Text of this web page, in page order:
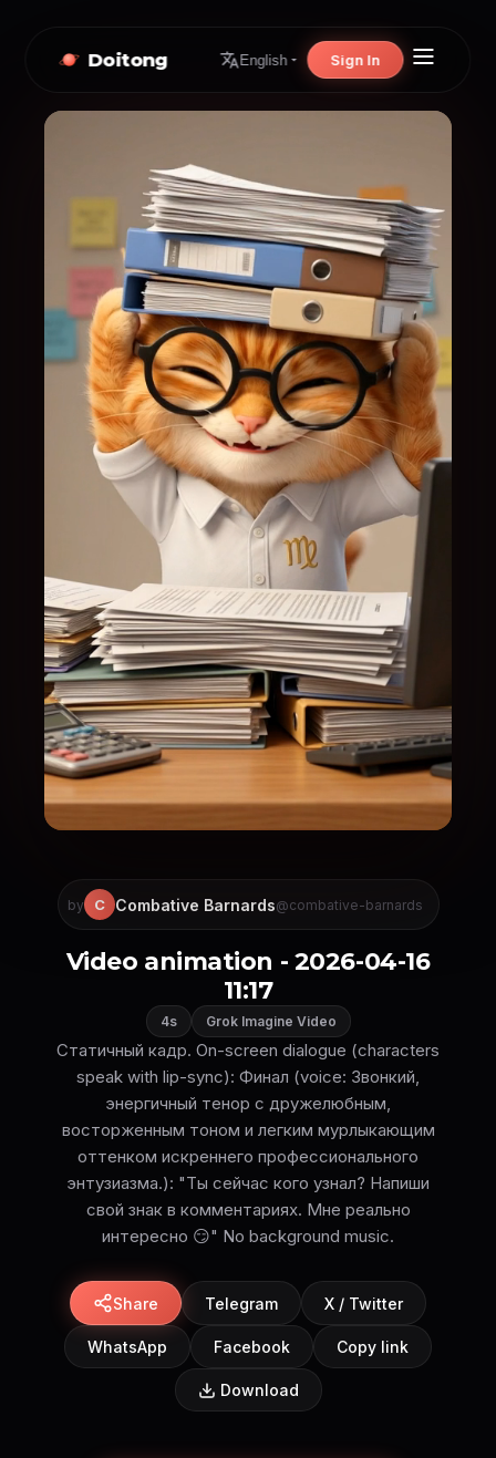
Doitong English Sign In
by C Combative Barnards@combative-barnards
Video animation - 2026-04-16
11:17
4s Grok Imagine Video
Статичный кадр. On-screen dialogue (characters
speak with lip-sync): Финал (voice: Звонкий,
энергичный тенор с дружелюбным,
восторженным тоном и легким мурлыкающим
оттенком искреннего профессионального
энтузиазма.): "Ты сейчас кого узнал? Напиши
свой знак в комментариях. Мне реально
интересно 😏" No background music.
Share Telegram X / Twitter
WhatsApp Facebook Copy link
Download